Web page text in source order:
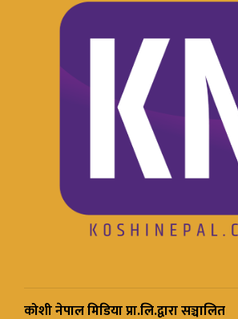
कोशी नेपाल मिडिया प्रा.लि.द्वारा सञ्चालित